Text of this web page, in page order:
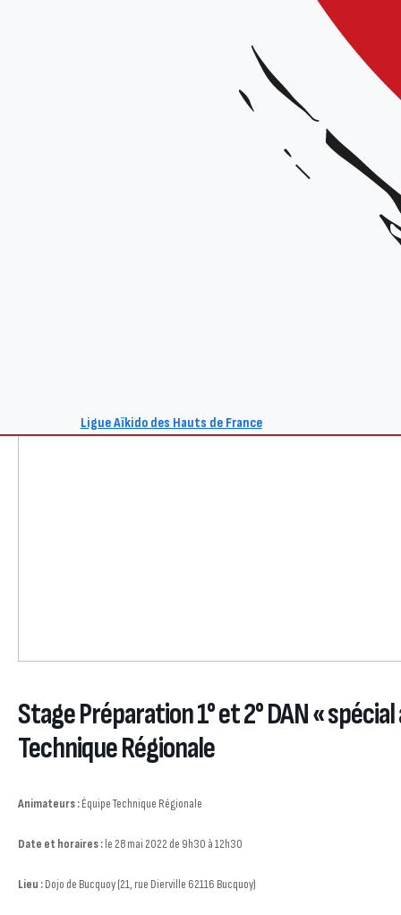
Ligue Aïkido des Hauts de France
Stage Préparation 1° et 2° DAN «
Technique Régionale
Animateurs :Équipe Technique Régionale
Date et horaires :le 28 mai 2022 de 9h30 à 12h30
Lieu :Dojo de Bucquoy (21, rue Dierville 62116 Bucquoy)